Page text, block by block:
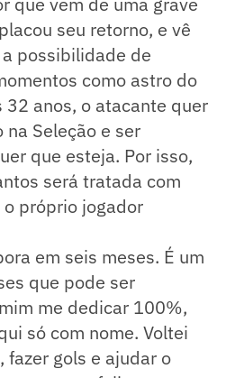
seu retorno, e vê
possibilidade de
como astro do
anos, o atacante quer
Seleção e ser
que esteja. Por isso,
será tratada com
próprio jogador
em seis meses. É um
que pode ser
me dedicar 100%,
só com nome. Voltei
fazer gols e ajudar o